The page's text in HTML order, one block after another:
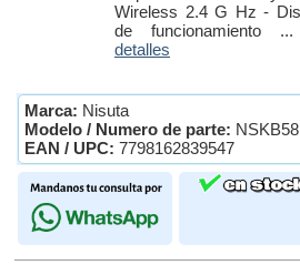
Wireless 2.4 G Hz -
de funcionamiento
detalles
Marca: Nisuta
Modelo / Numero de parte:
EAN / UPC: 7798162839547